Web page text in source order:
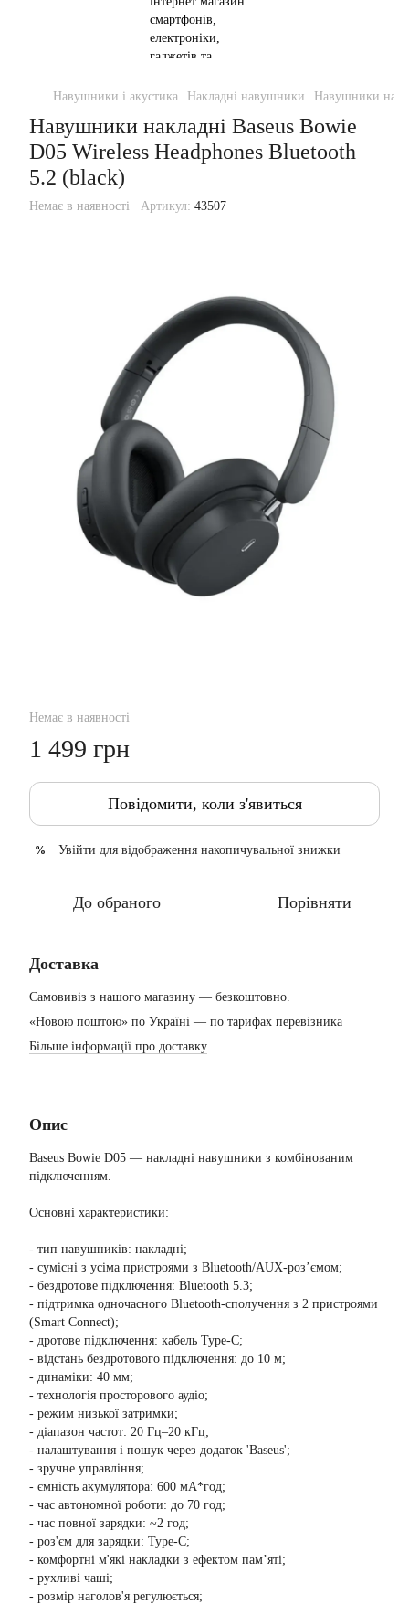
Навушники і акустика Накладні навушники Навушники
Навушники накладні Baseus Bowie
D05 Wireless Headphones Bluetooth
5.2 (black)
Немає в наявності Артикул: 43507
Немає в наявності
1 499 грн
Повідомити, коли з'явиться
% Увійти для відображення накопичувальної знижки
До обраного Порівняти
Доставка
Самовивіз з нашого магазину — безкоштовно.
«Новою поштою» по Україні — по тарифах перевізника
Більше інформації про доставку
Опис
Baseus Bowie D05 — накладні навушники з комбінованим
підключенням.
Основні характеристики:
- тип навушників: накладні;
- сумісні з усіма пристроями з Bluetooth/AUX-роз’ємом;
- бездротове підключення: Bluetooth 5.3;
- підтримка одночасного Bluetooth-сполучення з 2 пристроями
(Smart Connect);
- дротове підключення: кабель Type-C;
- відстань бездротового підключення: до 10 м;
- динаміки: 40 мм;
- технологія просторового аудіо;
- режим низької затримки;
- діапазон частот: 20 Гц–20 кГц;
- налаштування і пошук через додаток 'Baseus';
- зручне управління;
- ємність акумулятора: 600 мА*год;
- час автономної роботи: до 70 год;
- час повної зарядки: ~2 год;
- роз'єм для зарядки: Type-C;
- комфортні м'які накладки з ефектом пам’яті;
- рухливі чаші;
- розмір наголов'я регулюється;